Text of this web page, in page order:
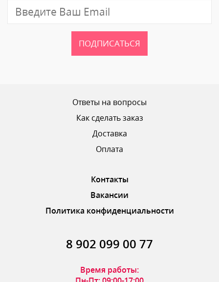
ОТПРАВИТЬ ОТЗЫВ
ПОДПИСАТЬСЯ
Ответы на вопросы
Как сделать заказ
Доставка
Оплата
Контакты
Вакансии
Политика конфиденциальности
8 902 099 00 77
Время работы: